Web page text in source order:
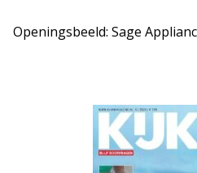
Openingsbeeld: Sage